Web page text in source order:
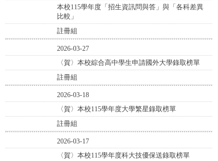
本校115學年度「招生資訊問與答」與「各科差異
比較」
註冊組
2026-03-27
〈賀〉本校綜合高中學生申請國外大學錄取榜單
註冊組
2026-03-18
〈賀〉本校115學年度大學繁星錄取榜單
註冊組
2026-03-17
〈賀〉本校115學年度科大技優保送錄取榜單